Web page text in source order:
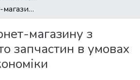
Робота інтернет-магазину з продажу авто запчастин в умовах цифрової економіки
магазину з
запчастин в умовах